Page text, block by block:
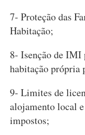
7- Proteção das
Habitação;
8- Isenção de IMI
habitação própria
9- Limites de
alojamento local
impostos;